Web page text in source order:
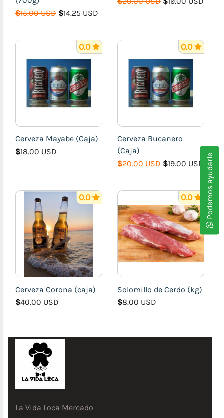
Dulceria
(Cake
Dulces
Comida
Italiana
(Pizzas,
Spaghettis,
Comida
Comida
Rápida
(Hamburguesas,
Tacos,
Croquetas
etc)
$15.00 USD $14.25 USD
0.0
Cerveza Mayabe (Caja)
$18.00 USD
0.0
Cerveza Bucanero
(Caja)
$20.00 USD $19.00 USD
0.0
Cerveza Corona (caja)
$40.00 USD
0.0
Solomillo de Cerdo (kg)
$8.00 USD
Podemos ayudarle
La Vida Loca Mercado